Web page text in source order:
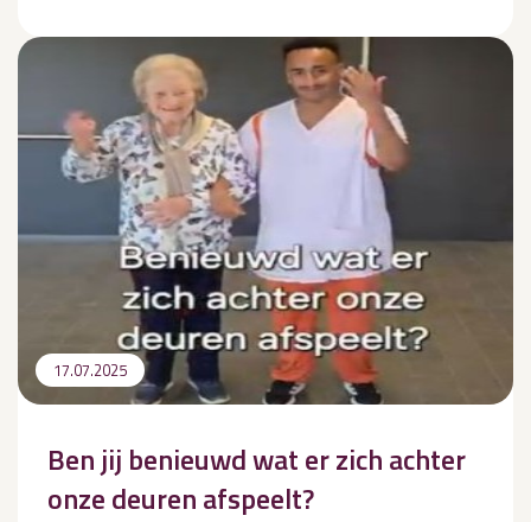
17.07.2025
Ben jij benieuwd wat er zich achter
onze deuren afspeelt?